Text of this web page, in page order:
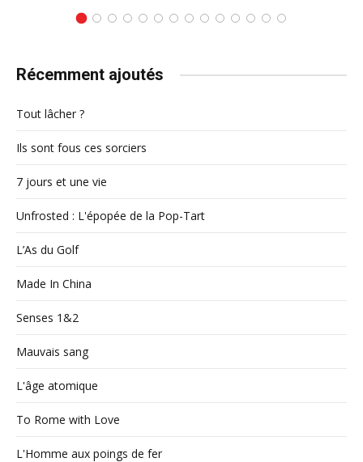
Récemment ajoutés
Tout lâcher ?
Ils sont fous ces sorciers
7 jours et une vie
Unfrosted : L'épopée de la Pop-Tart
L’As du Golf
Made In China
Senses 1&2
Mauvais sang
L'âge atomique
To Rome with Love
L'Homme aux poings de fer